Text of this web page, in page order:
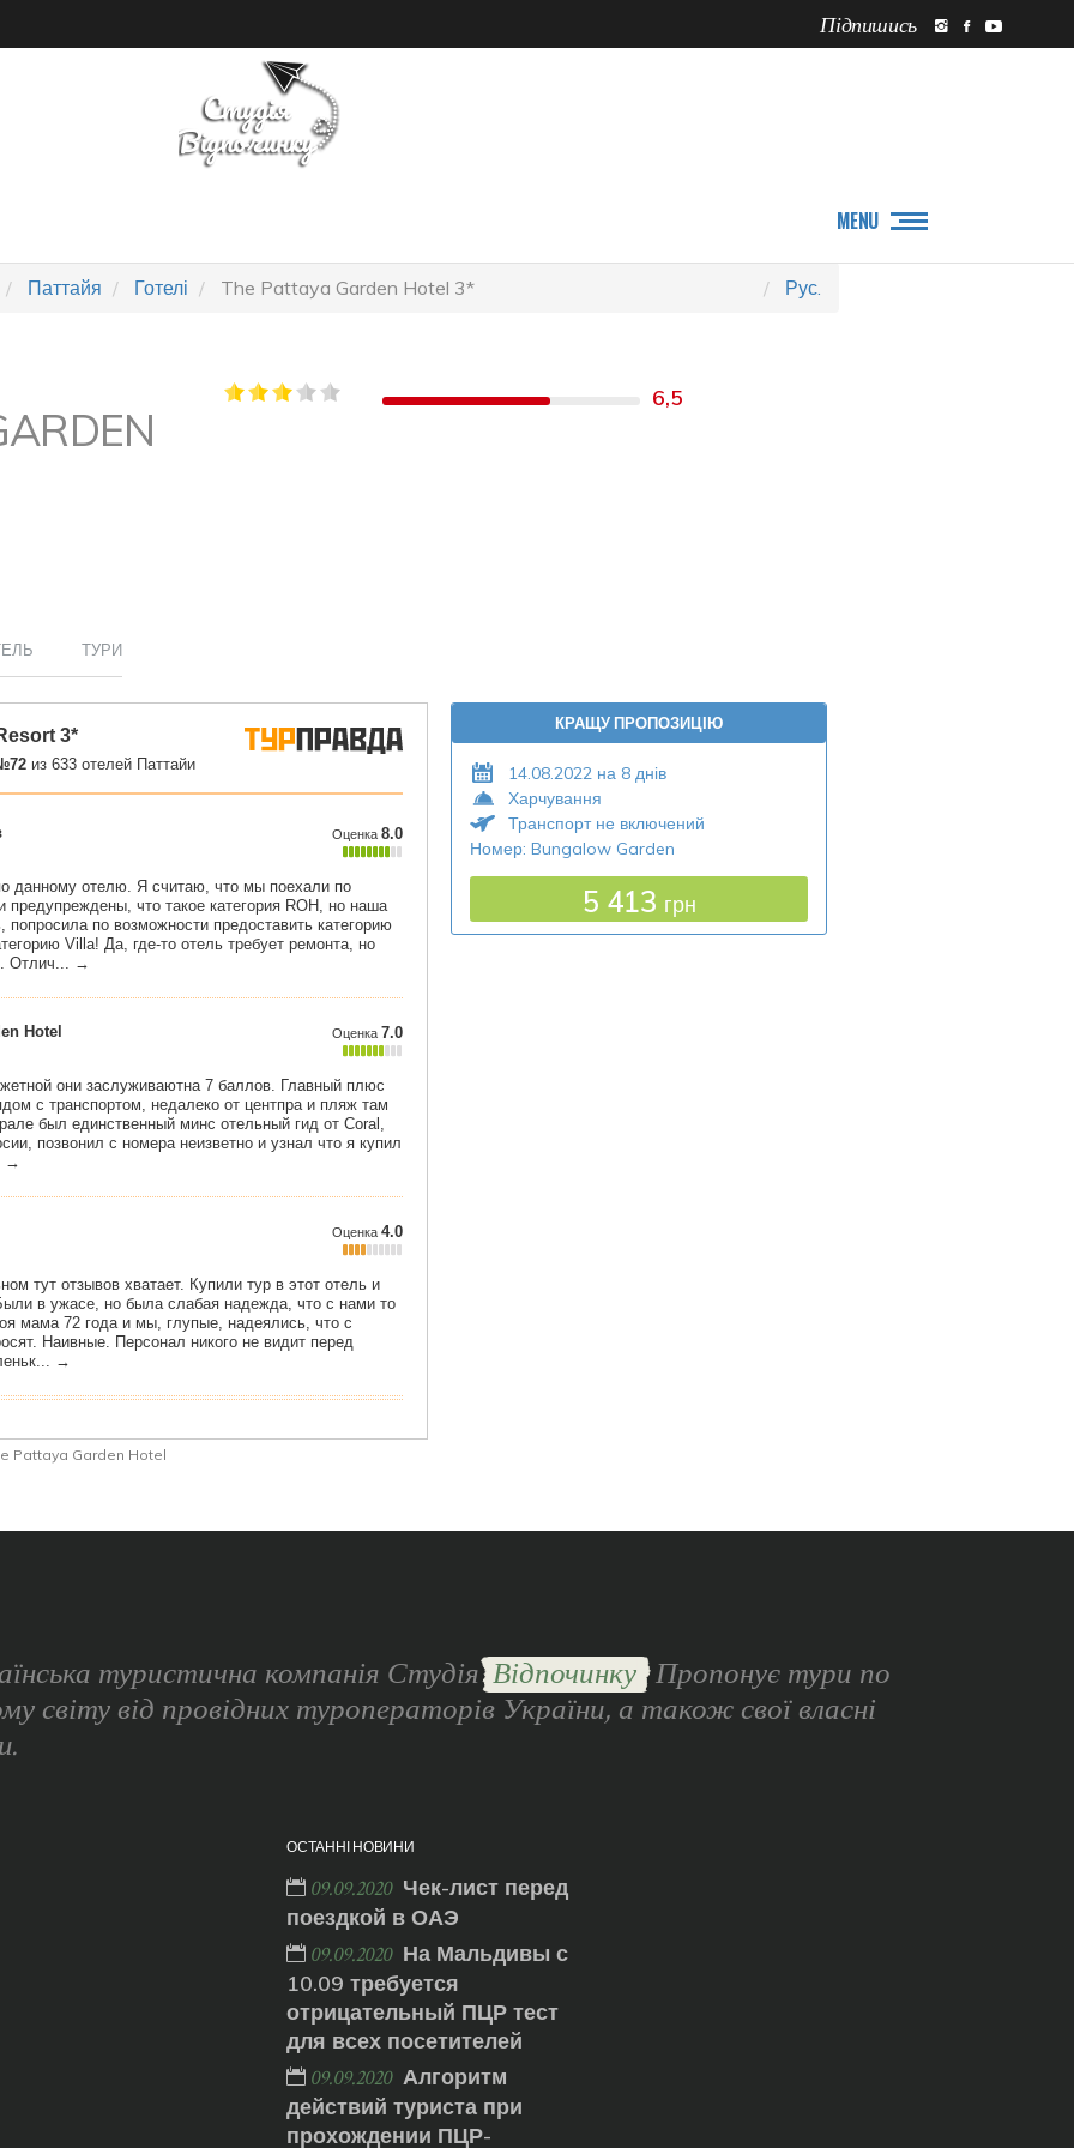
Підпишись
MENU
Паттайя Готелі The Pattaya Garden Hotel 3* Рус.
6,5
ТУРИ
Pattaya Garden Hotel
КРАЩУ ПРОПОЗИЦІЮ
14.08.2022 на 8 днів
Харчування
Транспорт не включений
Номер: Bungalow Garden
5 413 грн
туристична компанія СтудіяВідпочинку Пропонує тури по
світу від провідних туроператорів України, а також свої власні
ОСТАННІ НОВИНИ
09.09.2020 Чек-лист перед
поездкой в ОАЭ
09.09.2020 На Мальдивы с
10.09 требуется
отрицательный ПЦР тест
для всех посетителей
09.09.2020 Алгоритм
действий туриста при
прохождении ПЦР-